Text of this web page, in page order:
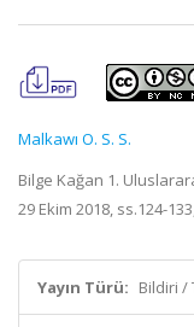
Malkawı O. S. S.
Bilge Kağan 1.
29 Ekim 2018, ss.124-
Yayın Türü: Bildiri /